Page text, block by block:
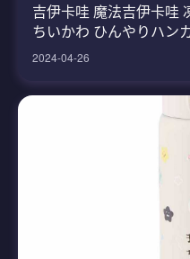
吉伊卡哇 魔法吉伊卡哇
ちいかわ ひんやりハン
2024-04-26